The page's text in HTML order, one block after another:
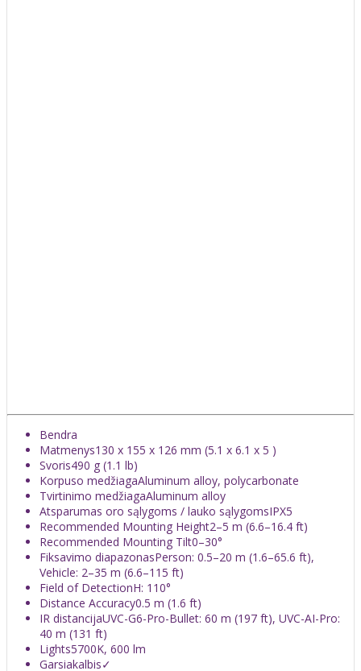
Bendra
Matmenys130 x 155 x 126 mm (5.1 x 6.1 x 5 )
Svoris490 g (1.1 lb)
Korpuso medžiagaAluminum alloy, polycarbonate
Tvirtinimo medžiagaAluminum alloy
Atsparumas oro sąlygoms / lauko sąlygomsIPX5
Recommended Mounting Height2–5 m (6.6–16.4 ft)
Recommended Mounting Tilt0–30°
Fiksavimo diapazonasPerson: 0.5–20 m (1.6–65.6 ft),
Vehicle: 2–35 m (6.6–115 ft)
Field of DetectionH: 110°
Distance Accuracy0.5 m (1.6 ft)
IR distancijaUVC-G6-Pro-Bullet: 60 m (197 ft), UVC-AI-Pro:
40 m (131 ft)
Lights5700K, 600 lm
Garsiakalbis✓